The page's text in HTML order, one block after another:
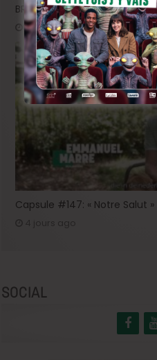
BRIFF 2026: la Compétition
2 jours ago
Capsule #147: « Notre Salut
SOCIAL